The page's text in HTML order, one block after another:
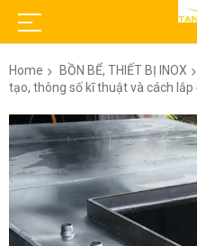
Home BỒN BỂ, THIẾT BỊ INOX
tạo, thông số kĩ thuật và cách
Skip
to
the
end
of
the
images
gallery